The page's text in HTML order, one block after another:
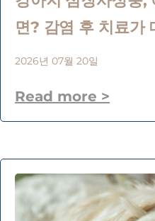
면? 감염 후 치료가
2026년 07월 20일
Read more >